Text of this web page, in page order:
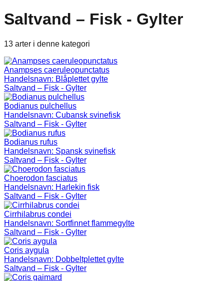
Saltvand – Fisk - Gylter
13 arter i denne kategori
Anampses caeruleopunctatus
Handelsnavn: Blåplettet gylte
Saltvand – Fisk - Gylter
Bodianus pulchellus
Handelsnavn: Cubansk svinefisk
Saltvand – Fisk - Gylter
Bodianus rufus
Handelsnavn: Spansk svinefisk
Saltvand – Fisk - Gylter
Choerodon fasciatus
Handelsnavn: Harlekin fisk
Saltvand – Fisk - Gylter
Cirrhilabrus condei
Handelsnavn: Sortfinnet flammegylte
Saltvand – Fisk - Gylter
Coris aygula
Handelsnavn: Dobbeltplettet gylte
Saltvand – Fisk - Gylter